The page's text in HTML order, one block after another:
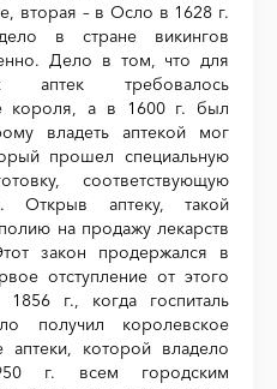
вторая – в Осло в 1628 г.
в стране викингов
Дело в том, что для
аптек требовалось
короля, а в 1600 г. был
владеть аптекой мог
прошел специальную
соответствующую
Открыв аптеку, такой
на продажу лекарств
закон продержался в
отступление от этого
г., когда госпиталь
получил королевское
которой владело
г. всем городским